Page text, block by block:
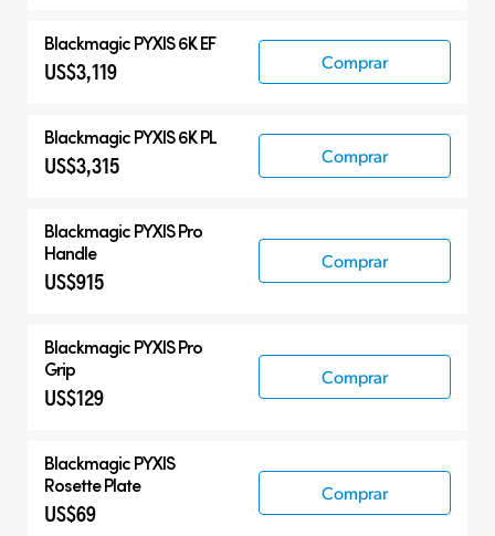
Blackmagic PYXIS 6K EF
US$3,119 Comprar
Blackmagic PYXIS 6K PL
US$3,315 Comprar
Blackmagic PYXIS Pro
Handle
US$915
Comprar
Blackmagic PYXIS Pro
Grip
US$129
Comprar
Blackmagic PYXIS
Rosette Plate
US$69
Comprar